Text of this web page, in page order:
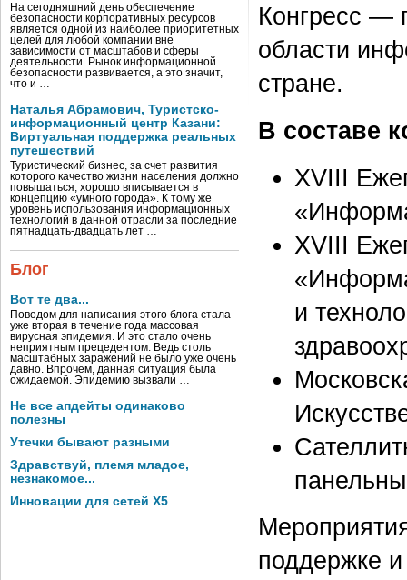
На сегодняшний день обеспечение
безопасности корпоративных ресурсов
является одной из наиболее приоритетных
целей для любой компании вне
зависимости от масштабов и сферы
деятельности. Рынок информационной
безопасности развивается, а это значит,
что и …
Наталья Абрамович, Туристско-
информационный центр Казани:
Виртуальная поддержка реальных
путешествий
Туристический бизнес, за счет развития
которого качество жизни населения должно
повышаться, хорошо вписывается в
концепцию «умного города». К тому же
уровень использования информационных
технологий в данной отрасли за последние
пятнадцать-двадцать лет …
Блог
Вот те два...
Поводом для написания этого блога стала
уже вторая в течение года массовая
вирусная эпидемия. И это стало очень
неприятным прецедентом. Ведь столь
масштабных заражений не было уже очень
давно. Впрочем, данная ситуация была
ожидаемой. Эпидемию вызвали …
Не все апдейты одинаково
полезны
Утечки бывают разными
Здравствуй, племя младое,
незнакомое...
Инновации для сетей X5
Конгресс —
области
стране.
В составе
XVIII
XVIII
и
поддержке